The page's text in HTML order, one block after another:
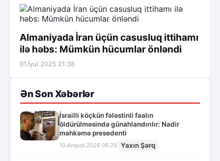
Almaniyada İran üçün casusluq ittihamı
ilə həbs: Mümkün hücumlar önləndi
01.İyul.2025 21:38
Ən Son Xəbərlər
İsrailli köçkün fələstinli fəalın
öldürülməsində günahlandırılır: Nadir
məhkəmə presedenti
10.Avqust.2026 06:29 Yaxın Şərq